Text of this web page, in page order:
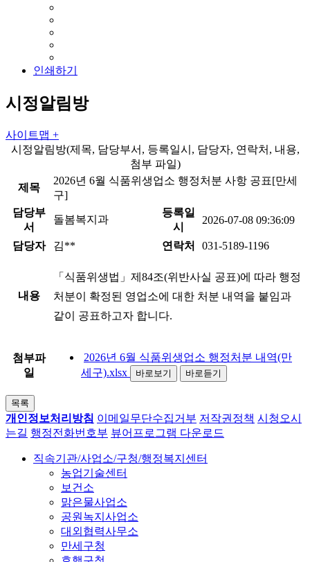
인쇄하기
시정알림방
사이트맵 +
시정알림방(제목, 담당부서, 등록일시, 담당자, 연락처, 내용,
첨부 파일)
제목
2026년 6월 식품위생업소 행정처분 사항 공표[만세
구]
담당부
서
돌봄복지과
등록일
시
2026-07-08 09:36:09
담당자 김** 연락처 031-5189-1196
내용
「식품위생법」제84조(위반사실 공표)에 따라 행정
처분이 확정된 영업소에 대한 처분 내역을 붙임과
같이 공표하고자 합니다.
첨부파
일
2026년 6월 식품위생업소 행정처분 내역(만
세구).xlsx
바로보기 바로듣기
목록
개인정보처리방침 이메일무단수집거부 저작권정책 시청오시
는길 행정전화번호부 뷰어프로그램 다운로드
직속기관/사업소/구청/행정복지센터
농업기술센터
보건소
맑은물사업소
공원녹지사업소
대외협력사무소
만세구청